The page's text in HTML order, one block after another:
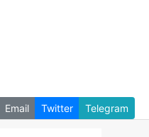
Email Twitter Telegram